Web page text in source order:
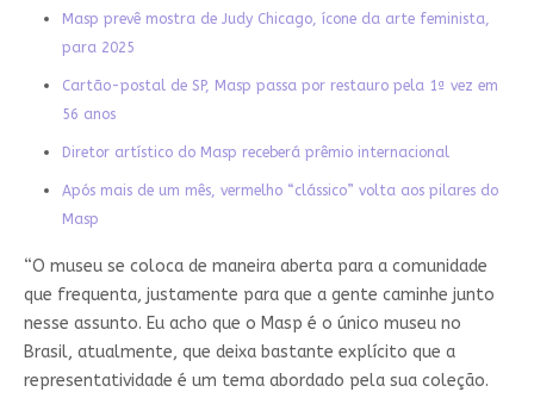
Masp prevê mostra de Judy Chicago, ícone da arte feminista,
para 2025
Cartão-postal de SP, Masp passa por restauro pela 1ª vez em
56 anos
Diretor artístico do Masp receberá prêmio internacional
Após mais de um mês, vermelho “clássico” volta aos pilares do
Masp
“O museu se coloca de maneira aberta para a comunidade
que frequenta, justamente para que a gente caminhe junto
nesse assunto. Eu acho que o Masp é o único museu no
Brasil, atualmente, que deixa bastante explícito que a
representatividade é um tema abordado pela sua coleção.